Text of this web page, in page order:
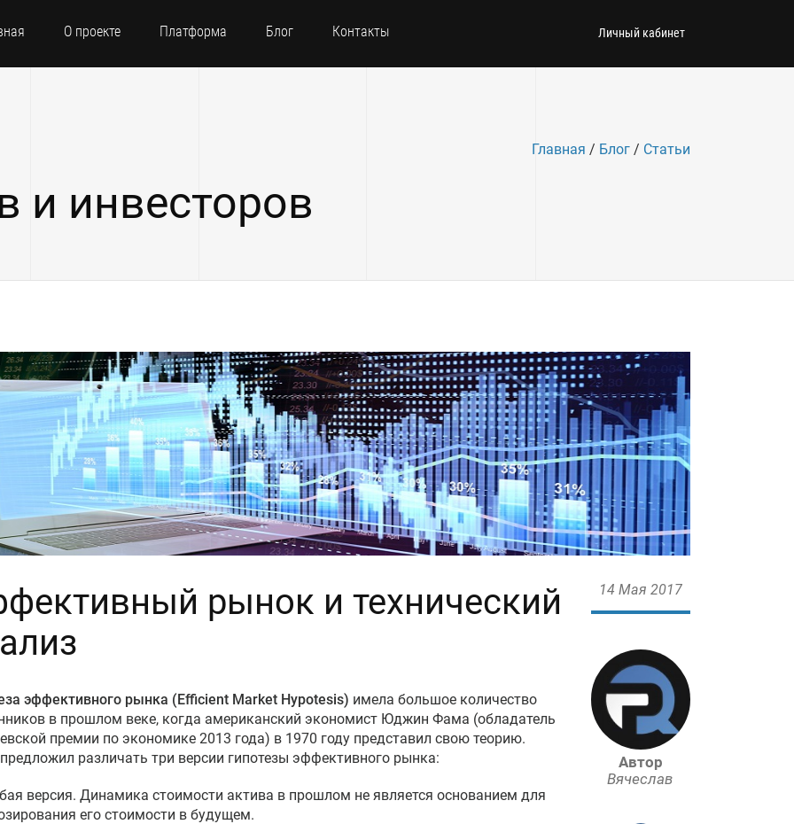
О проекте Платформа Блог Контакты Личный кабинет
Главная / Блог / Статьи
и инвесторов
рынок и технический
эффективного рынка (Efficient Market Hypotesis) имела большое количество
в прошлом веке, когда американский экономист Юджин Фама (обладатель
премии по экономике 2013 года) в 1970 году представил свою теорию.
различать три версии гипотезы эффективного рынка:
версия. Динамика стоимости актива в прошлом не является основанием для
его стоимости в будущем.
14 Мая 2017
Автор
Вячеслав